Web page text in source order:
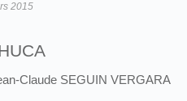
2015
Claude SEGUIN VERGARA